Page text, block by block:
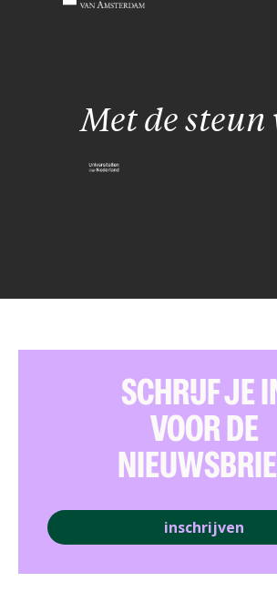
Met de steun
SCHRIJF JE
VOOR DE
inschrijven